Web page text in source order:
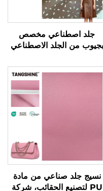
جلد اصطناعي مخصص
بجيوب من الجلد الاصطناعي
نسيج جلد صناعي من مادة
PU لتصنيع الحقائب، شركة